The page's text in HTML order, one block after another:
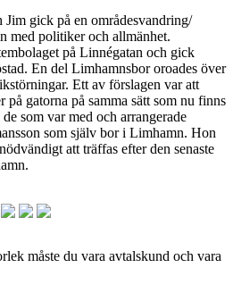
Jim gick på en områdesvandring/
med politiker och allmänhet.
på Linnégatan och gick
En del Limhamnsbor oroades över
Ett av förslagen var att
gatorna på samma sätt som nu finns
som var med och arrangerade
som själv bor i Limhamn. Hon
att träffas efter den senaste
måste du vara avtalskund och vara